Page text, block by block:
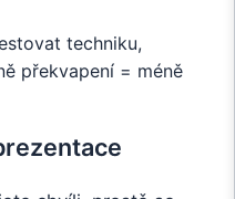
techniku,
překvapení = méně